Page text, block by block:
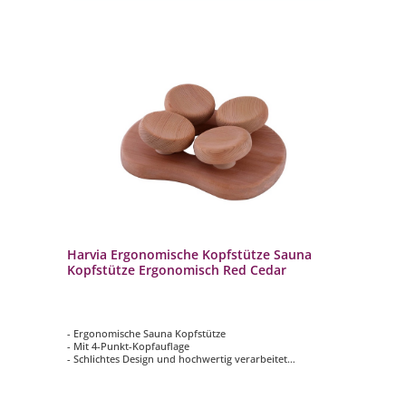
Harvia Ergonomische Kopfstütze Sauna
Kopfstütze Ergonomisch Red Cedar
- Ergonomische Sauna Kopfstütze
- Mit 4-Punkt-Kopfauflage
- Schlichtes Design und hochwertig verarbeitet